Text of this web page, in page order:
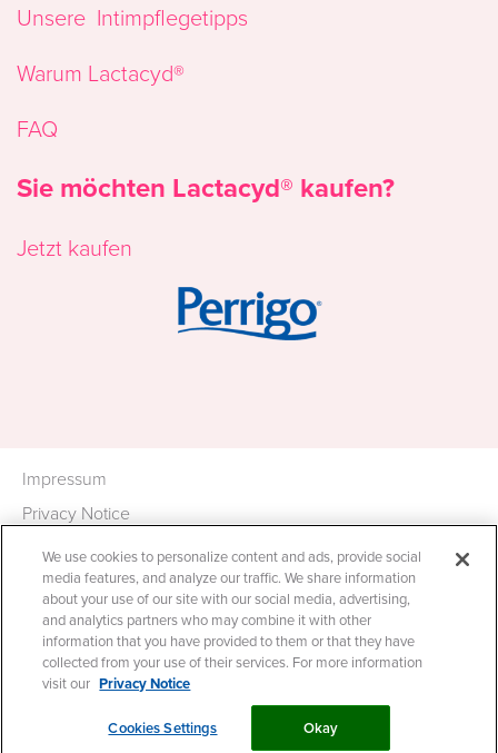
Unsere ​ Intimpflegetipps
Warum Lactacyd®
FAQ
Sie möchten Lactacyd® kaufen?
Jetzt kaufen
Impressum
Privacy Notice
Cookie
Statement
Cookie List
*Nicholas Hall, global OTC database DB6,
sales in €mn, MAT Q4 2019
Copyright Lactacyd® - Alle Rechte vorbehalten
Cookies Settings
We use cookies to personalize content and ads, provide social
media features, and analyze our traffic. We share information
about your use of our site with our social media, advertising,
and analytics partners who may combine it with other
information that you have provided to them or that they have
collected from your use of their services. For more information
visit our Privacy Notice
Cookies Settings Okay